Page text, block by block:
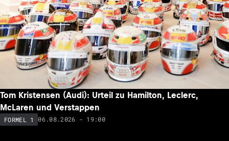
Tom Kristensen (Audi): Urteil zu Hamilton, Leclerc,
McLaren und Verstappen
FORMEL 1 06.08.2026 - 19:00